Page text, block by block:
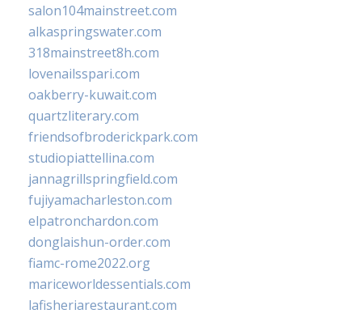
salon104mainstreet.com
alkaspringswater.com
318mainstreet8h.com
lovenailsspari.com
oakberry-kuwait.com
quartzliterary.com
friendsofbroderickpark.com
studiopiattellina.com
jannagrillspringfield.com
fujiyamacharleston.com
elpatronchardon.com
donglaishun-order.com
fiamc-rome2022.org
mariceworldessentials.com
lafisheriarestaurant.com